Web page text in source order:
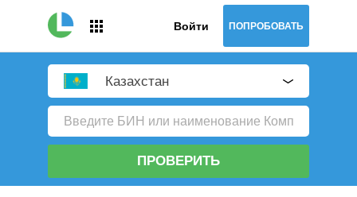
Войти ПОПРОБОВАТЬ
Казахстан
ПРОВЕРИТЬ